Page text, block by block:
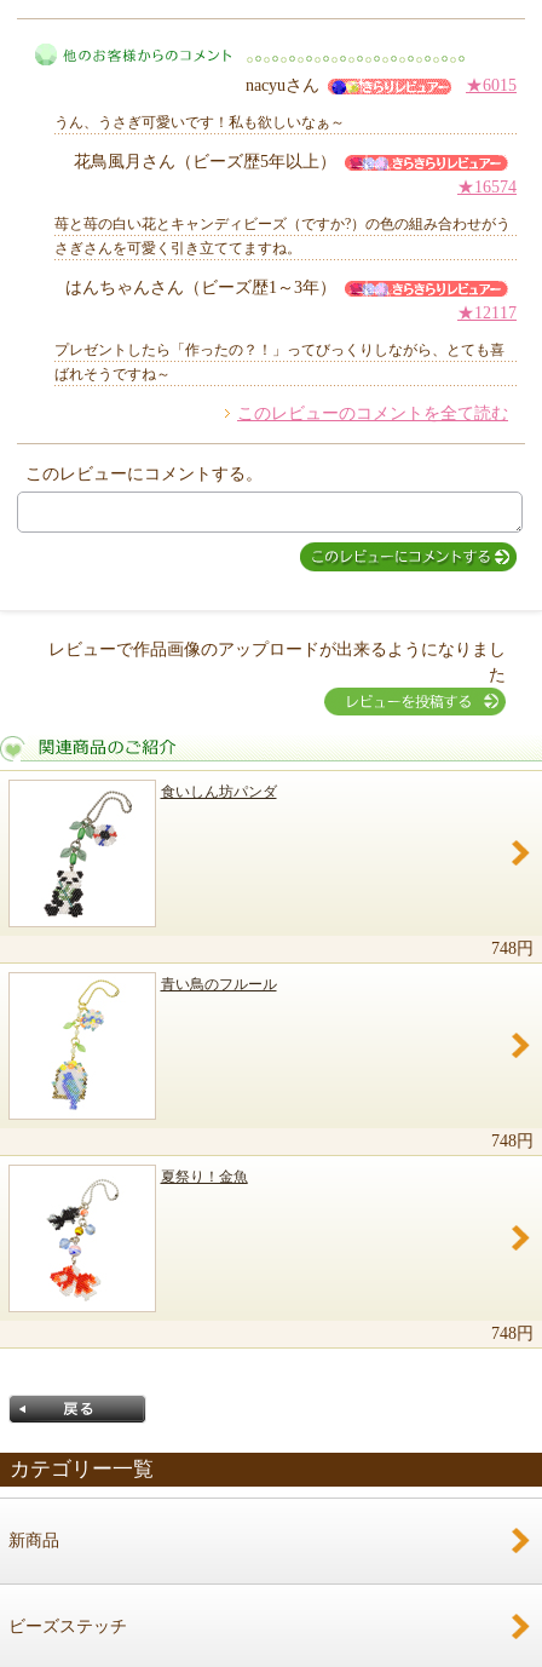
他のお客様からのコメント
nacyuさん ★6015
うん、うさぎ可愛いです！私も欲しいなぁ～
花鳥風月さん（ビーズ歴5年以上）
★16574
苺と苺の白い花とキャンディビーズ（ですか?）の色の組み合わせがう
さぎさんを可愛く引き立ててますね。
はんちゃんさん（ビーズ歴1～3年）
★12117
プレゼントしたら「作ったの？！」ってびっくりしながら、とても喜
ばれそうですね～
このレビューのコメントを全て読む
このレビューにコメントする。
レビューで作品画像のアップロードが出来るようになりまし
た
食いしん坊パンダ
748円
青い鳥のフルール
748円
夏祭り！金魚
748円
カテゴリー一覧
新商品
ビーズステッチ